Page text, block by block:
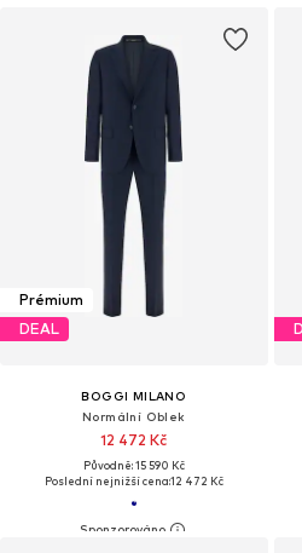
Prémium
DEAL
BOGGI MILANO
Normální Oblek
12 472 Kč
Původně: 15 590 Kč
Poslední nejnižší cena:12 472 Kč